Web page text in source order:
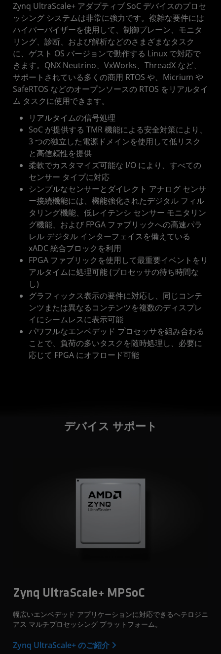
Zynq UltraScale+ アダプティブ SoC デバイスのプロセ
ッシング システムは非常に強力です。複雑な要件には
ハイパーバイザーを使用して、制御プレーン、モニタ
リング、診断、および解析などのさまざまなタスク
に、ゲスト OS バージョンで動作する Linux で対応で
きます。QNX Neutrino、VxWorks、ThreadX など、
サポートされている多くの商用 RTOS や、Micrium や
SafeRTOS などのオープンソースの RTOS をリアルタイ
ム タスクに使用できます。
リアルタイムの信号処理
SoC が提供する TMR 機能による安全対策により、
3 つの独立した電源ドメインを使用して低リスク
と高信頼性を提供
柔軟でカスタマイズ可能な I/O により、すべての
センサー タイプに対応
シンプルなセンサーとダイレクト アナログ センサ
ー接続機能には、機能強化されたデジタル フィル
タリング機能、低レイテンシ センサー モニタリン
グ機能、および FPGA ファブリックへの高速パラ
レル デジタル インターフェイスを備えている
xADC 統合ブロックを利用
FPGA ファブリックを使用して最重要イベントをリ
アルタイムに処理可能 (プロセッサの待ち時間な
し)
グラフィックス表示の要件に対応し、同じコンテ
ンツまたは異なるコンテンツを複数のディスプレ
イにシームレスに表示可能
パワフルなエンベデッド プロセッサを組み合わる
ことで、負荷の多いタスクを随時処理し、必要に
応じて FPGA にオフロード可能
デバイス サポート
Zynq UltraScale+ MPSoC
幅広いエンベデッド アプリケーションに対応できるヘテロジニ
アス マルチプロセッシング プラットフォーム。
Zynq UltraScale+ のご紹介